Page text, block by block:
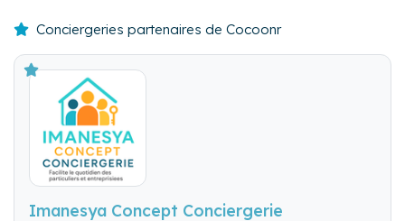
Conciergeries partenaires de Cocoonr
Imanesya Concept Conciergerie